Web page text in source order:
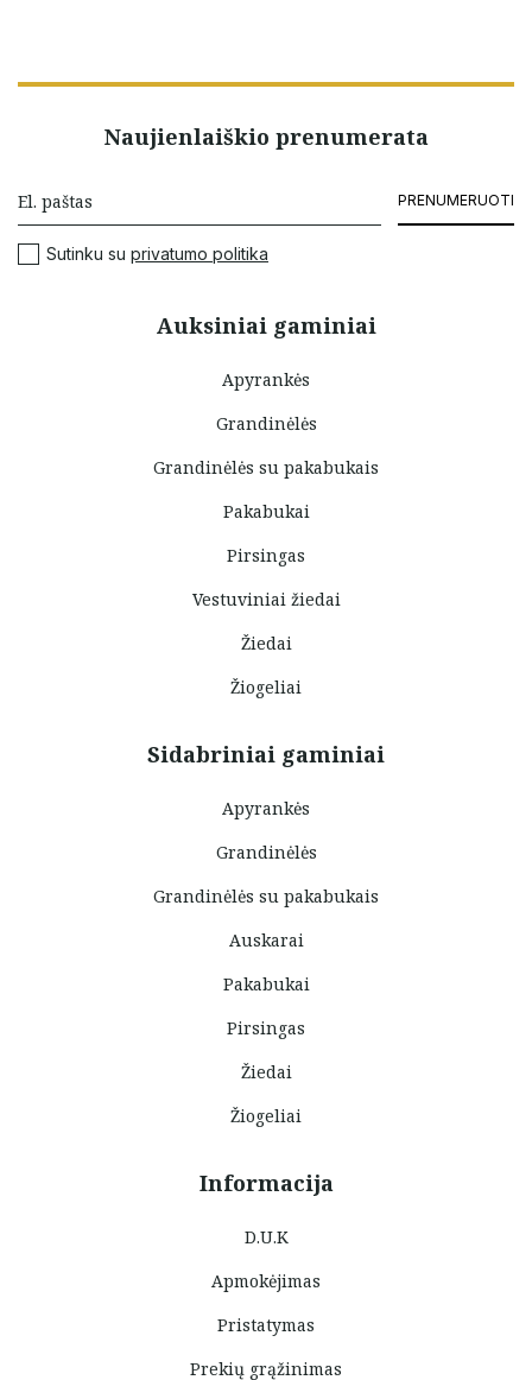
Auksiniai gaminiai
Apyrankės
Grandinėlės
Grandinėlės su pakabukais
Pakabukai
Pirsingas
Vestuviniai žiedai
Žiedai
Žiogeliai
Sidabriniai gaminiai
Apyrankės
Grandinėlės
Grandinėlės su pakabukais
Auskarai
Pakabukai
Pirsingas
Žiedai
Žiogeliai
Informacija
D.U.K
Apmokėjimas
Pristatymas
Prekių grąžinimas
Naujienlaiškio prenumerata
PRENUMERUOTI
Sutinku su privatumo politika